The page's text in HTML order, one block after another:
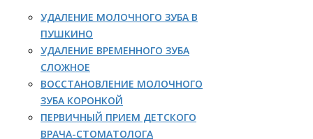
УДАЛЕНИЕ МОЛОЧНОГО ЗУБА В
ПУШКИНО
УДАЛЕНИЕ ВРЕМЕННОГО ЗУБА
СЛОЖНОЕ
ВОССТАНОВЛЕНИЕ МОЛОЧНОГО
ЗУБА КОРОНКОЙ
ПЕРВИЧНЫЙ ПРИЕМ ДЕТСКОГО
ВРАЧА-СТОМАТОЛОГА